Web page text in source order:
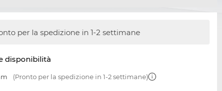
per la spedizione in 1-2 settimane
disponibilità
(Pronto per la spedizione in 1-2 settimane)